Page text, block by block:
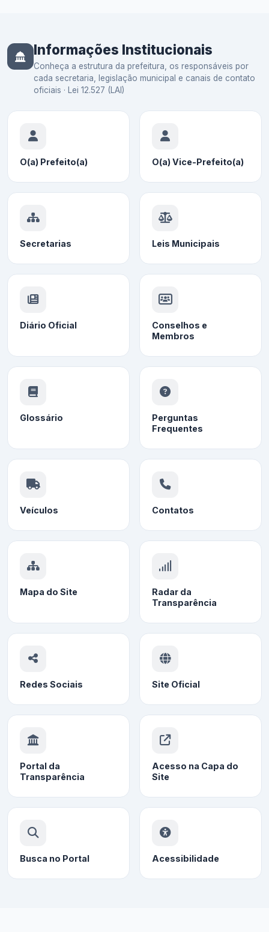
Informações Institucionais
Conheça a estrutura da prefeitura, os responsáveis por
cada secretaria, legislação municipal e canais de contato
oficiais · Lei 12.527 (LAI)
O(a) Prefeito(a) O(a) Vice-Prefeito(a)
Secretarias Leis Municipais
Diário Oficial
Conselhos e
Membros
Glossário
Perguntas
Frequentes
Veículos Contatos
Mapa do Site
Radar da
Transparência
Redes Sociais Site Oficial
Portal da
Transparência
Acesso na Capa do
Site
Busca no Portal Acessibilidade